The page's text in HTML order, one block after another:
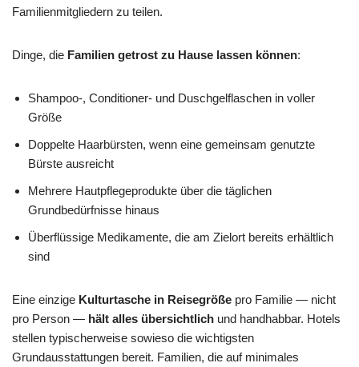
Familienmitgliedern zu teilen.
Dinge, die Familien getrost zu Hause lassen können:
Shampoo-, Conditioner- und Duschgelflaschen in voller
Größe
Doppelte Haarbürsten, wenn eine gemeinsam genutzte
Bürste ausreicht
Mehrere Hautpflegeprodukte über die täglichen
Grundbedürfnisse hinaus
Überflüssige Medikamente, die am Zielort bereits erhältlich
sind
Eine einzige Kulturtasche in Reisegröße pro Familie — nicht
pro Person — hält alles übersichtlich und handhabbar. Hotels
stellen typischerweise sowieso die wichtigsten
Grundausstattungen bereit. Familien, die auf minimales